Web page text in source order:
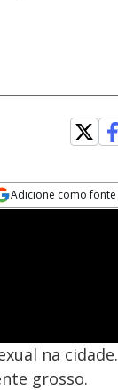
Adicione como
na
grosso.